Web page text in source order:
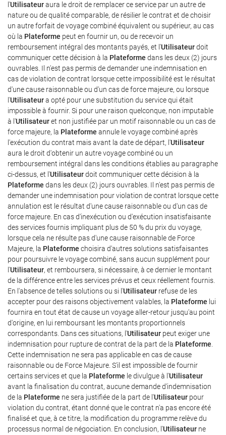
l'Utilisateuraura le droit de remplacer ce service par un autre de
nature ou de qualité comparable, de résilier le contrat et de choisir
un autre forfait de voyage combiné équivalent ou supérieur, au cas
où la Plateforme peut en fournir un, ou de recevoir un
remboursement intégral des montants payés, et l'Utilisateurdoit
communiquer cette décision à la Plateforme dans les deux (2) jours
ouvrables. Il n'est pas permis de demander une indemnisation en
cas de violation de contrat lorsque cette impossibilité est le résultat
d'une cause raisonnable ou d'un cas de force majeure, ou lorsque
l'Utilisateura opté pour une substitution du service qui était
impossible à fournir. Si pour une raison quelconque, non imputable
à l'Utilisateuret non justifiée par un motif raisonnable ou un cas de
force majeure, la Plateforme annule le voyage combiné après
l'exécution du contrat mais avant la date de départ, l'Utilisateur
aura le droit d'obtenir un autre voyage combiné ou un
remboursement intégral dans les conditions établies au paragraphe
ci-dessus, et l'Utilisateurdoit communiquer cette décision à la
Plateforme dans les deux (2) jours ouvrables. Il n'est pas permis de
demander une indemnisation pour violation de contrat lorsque cette
annulation est le résultat d'une cause raisonnable ou d'un cas de
force majeure. En cas d'inexécution ou d'exécution insatisfaisante
des services fournis impliquant plus de 50 % du prix du voyage,
lorsque cela ne résulte pas d'une cause raisonnable de Force
Majeure, la Plateforme choisira d'autres solutions satisfaisantes
pour poursuivre le voyage combiné, sans aucun supplément pour
l'Utilisateur, et remboursera, si nécessaire, à ce dernier le montant
de la différence entre les services prévus et ceux réellement fournis.
En l'absence de telles solutions ou si l'Utilisateur refuse de les
accepter pour des raisons objectivement valables, la Plateforme lui
fournira en tout état de cause un voyage aller-retour jusqu'au point
d'origine, en lui remboursant les montants proportionnels
correspondants. Dans ces situations, l'Utilisateur peut exiger une
indemnisation pour rupture de contrat de la part de la Plateforme
Cette indemnisation ne sera pas applicable en cas de cause
raisonnable ou de Force Majeure. S'il est impossible de fournir
certains services et que la Plateforme le divulgue à l'Utilisateur
avant la finalisation du contrat, aucune demande d'indemnisation
de la Plateforme ne sera justifiée de la part de l'Utilisateur pour
violation du contrat, étant donné que le contrat n'a pas encore été
finalisé et que, à ce titre, la modification du programme relève du
processus normal de négociation. En conclusion, l'Utilisateur ne